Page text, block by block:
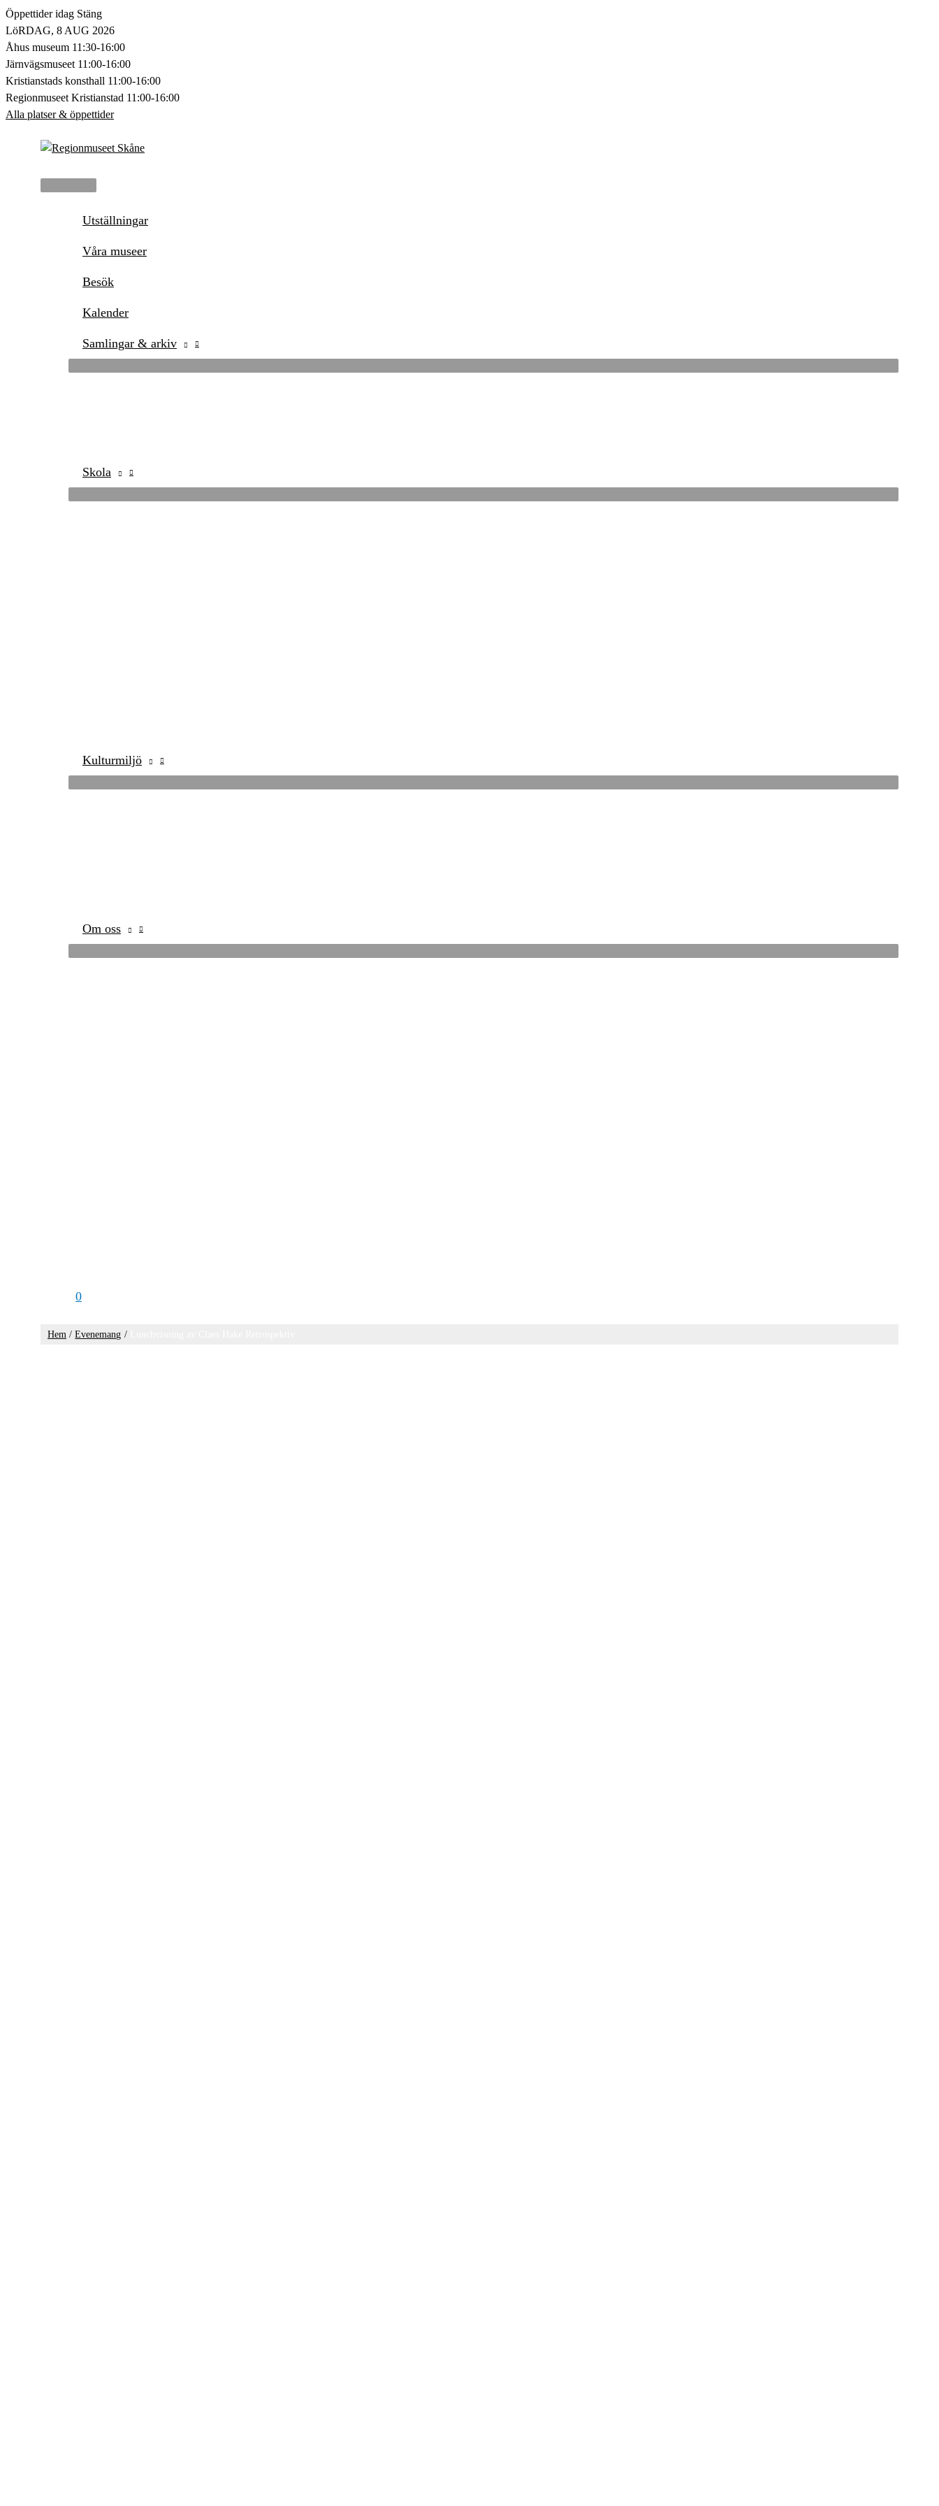
Hoppa
till
innehåll
Öppettider idag Stäng
LöRDAG, 8 AUG 2026
Åhus museum 11:30-16:00
Järnvägsmuseet 11:00-16:00
Kristianstads konsthall 11:00-16:00
Regionmuseet Kristianstad 11:00-16:00
Alla platser & öppettider
Huvudmeny
Utställningar
Våra museer
Besök
Kalender
Samlingar & arkiv
Skola
Kulturmiljö
Om oss
0
Hem Evenemang